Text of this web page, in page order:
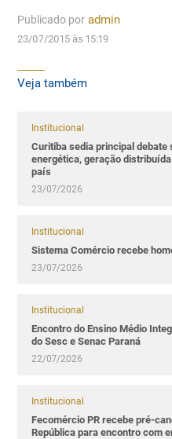
Publicado por admin
23/07/2015 às 15:19
Veja também
Institucional
Curitiba sedia principal
energética, geração
país
23/07/2026
Institucional
Sistema Comércio recebe
23/07/2026
Institucional
Encontro do Ensino Médio
do Sesc e Senac Paraná
22/07/2026
Institucional
Fecomércio PR recebe pré-
República para encontro com